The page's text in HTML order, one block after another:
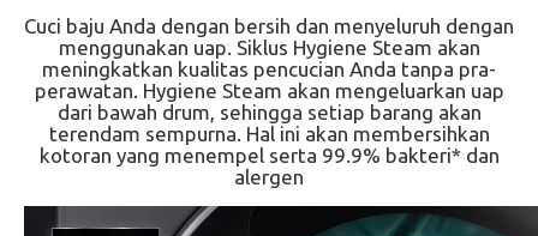
Cuci baju Anda dengan bersih dan menyeluruh dengan
menggunakan uap. Siklus Hygiene Steam akan
meningkatkan kualitas pencucian Anda tanpa pra-
perawatan. Hygiene Steam akan mengeluarkan uap
dari bawah drum, sehingga setiap barang akan
terendam sempurna. Hal ini akan membersihkan
kotoran yang menempel serta 99.9% bakteri* dan
alergen